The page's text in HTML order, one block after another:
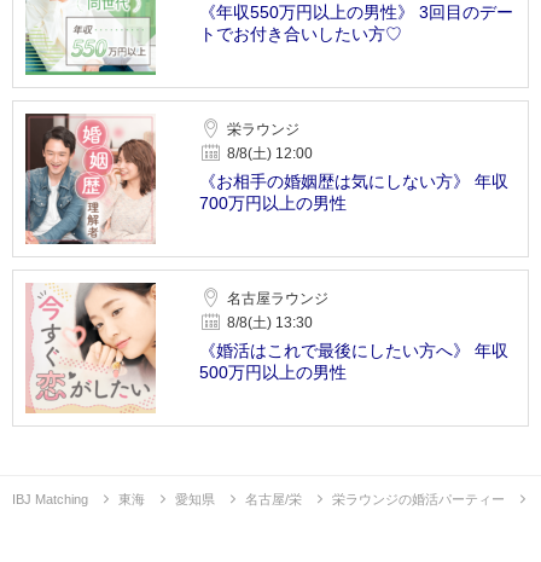
《年収550万円以上の男性》 3回目のデー
トでお付き合いしたい方♡
栄ラウンジ
8/8(土) 12:00
《お相手の婚姻歴は気にしない方》 年収
700万円以上の男性
名古屋ラウンジ
8/8(土) 13:30
《婚活はこれで最後にしたい方へ》 年収
500万円以上の男性
IBJ Matching 東海 愛知県 名古屋/栄 栄ラウンジの婚活パーティー